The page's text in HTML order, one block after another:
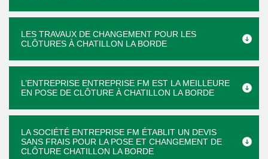
LES TRAVAUX DE CHANGEMENT POUR LES
CLÔTURES À CHATILLON LA BORDE
L’ENTREPRISE ENTREPRISE FM EST LA MEILLEURE
EN POSE DE CLÔTURE À CHATILLON LA BORDE
LA SOCIÉTÉ ENTREPRISE FM ÉTABLIT UN DEVIS
SANS FRAIS POUR LA POSE ET CHANGEMENT DE
CLÔTURE CHATILLON LA BORDE